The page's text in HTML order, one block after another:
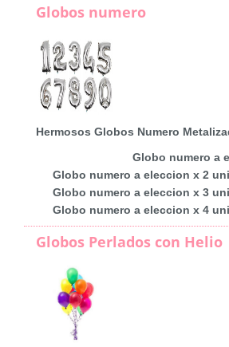
Globos numero
Hermosos Globos Numero
Globo numero a
Globo numero a eleccion x 2
Globo numero a eleccion x 3
Globo numero a eleccion x 4
Globos Perlados con Helio